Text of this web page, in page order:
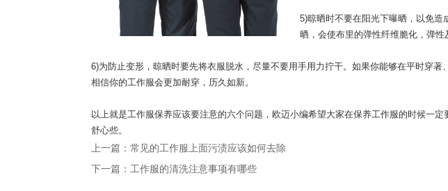
5)晾晒时不要在阳光下曝晒，以免
晒，会使布里的弹性纤维脆化，弹性
6)为防止变形，晾晒时要先将衣服脱水，尽量不要用手用力拧干。如果你能够在平时穿著
相信你的工作服会更加耐穿，历久如新。
以上就是工作服保养应该要注意的六个问题，欧迈小编希望大家在保养工作服的时候一
舒心些。
上一篇： 常见的工作服上面污渍应该如何去除
下一篇： 工作服的清洗注意事项有哪些